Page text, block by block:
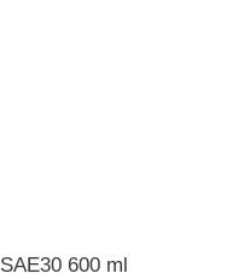
600 ml